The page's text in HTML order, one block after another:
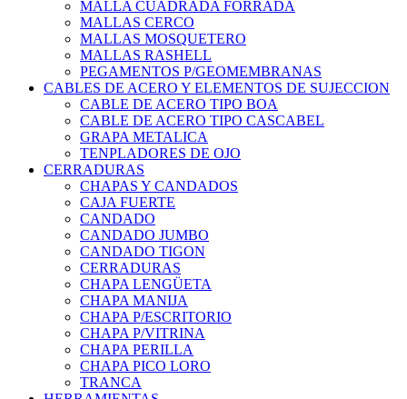
MALLA CUADRADA FORRADA
MALLAS CERCO
MALLAS MOSQUETERO
MALLAS RASHELL
PEGAMENTOS P/GEOMEMBRANAS
CABLES DE ACERO Y ELEMENTOS DE SUJECCION
CABLE DE ACERO TIPO BOA
CABLE DE ACERO TIPO CASCABEL
GRAPA METALICA
TENPLADORES DE OJO
CERRADURAS
CHAPAS Y CANDADOS
CAJA FUERTE
CANDADO
CANDADO JUMBO
CANDADO TIGON
CERRADURAS
CHAPA LENGÜETA
CHAPA MANIJA
CHAPA P/ESCRITORIO
CHAPA P/VITRINA
CHAPA PERILLA
CHAPA PICO LORO
TRANCA